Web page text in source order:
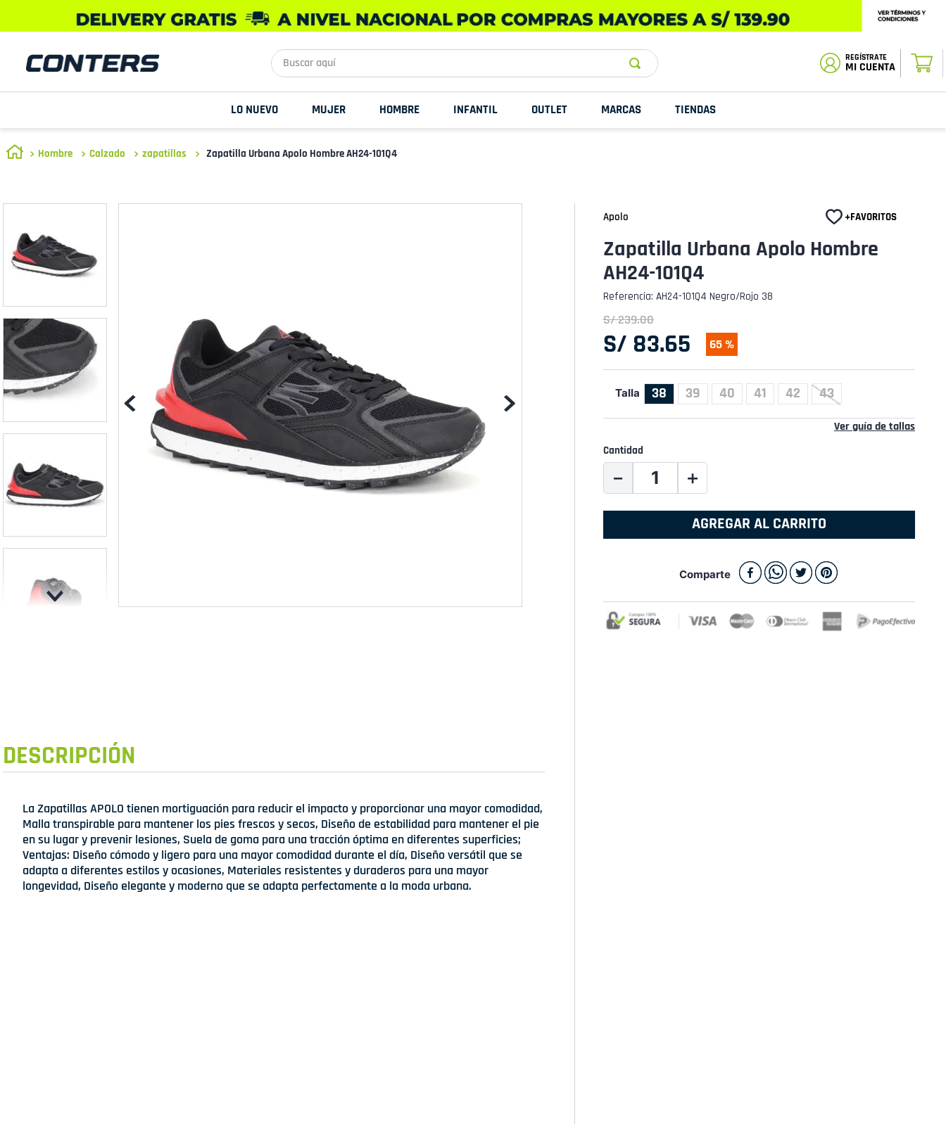
Buscar aquí
MI CUENTA
LO NUEVO MUJER HOMBRE INFANTIL OUTLET MARCAS TIENDAS
Hombre Calzado zapatillas Zapatilla Urbana Apolo Hombre AH24-101Q4
DESCRIPCIÓN
La Zapatillas APOLO tienen mortiguación para reducir el impacto y proporcionar una mayor comodidad,
Malla transpirable para mantener los pies frescos y secos, Diseño de estabilidad para mantener el pie
en su lugar y prevenir lesiones, Suela de goma para una tracción óptima en diferentes superficies;
Ventajas: Diseño cómodo y ligero para una mayor comodidad durante el día, Diseño versátil que se
adapta a diferentes estilos y ocasiones, Materiales resistentes y duraderos para una mayor
longevidad, Diseño elegante y moderno que se adapta perfectamente a la moda urbana.
Apolo
Zapatilla Urbana Apolo Hombre
AH24-101Q4
Referencia: AH24-101Q4 Negro/Rojo 38
S/239.00
S/ 83.65 65 %
Talla 38 39 40 41 42 43
Ver guía de tallas
Cantidad
＋
－
AGREGAR AL CARRITO
Comparte